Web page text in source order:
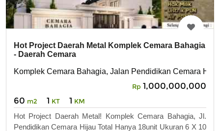
Hot Project Daerah Metal Komplek Cemara Bahagia
- Daerah Cemara
Komplek Cemara Bahagia, Jalan Pendidikan Cemara
Rp 1,000,000,000
60 m2 1 KT 1 KM
Hot Project Daerah Metal! Komplek Cemara Bahagia, Jl.
Pendidikan Cemara Hijau Total Hanya 18unit Ukuran 6 X 10